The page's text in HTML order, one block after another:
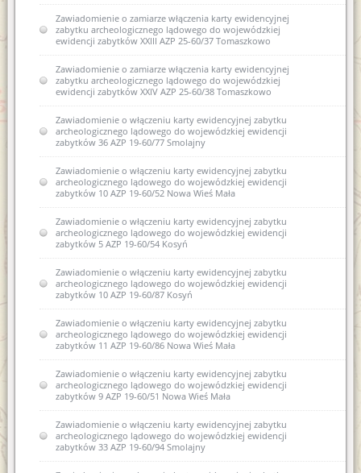
Zawiadomienie o zamiarze włączenia karty ewidencyjnej
zabytku archeologicznego lądowego do wojewódzkiej
ewidencji zabytków XXIII AZP 25-60/37 Tomaszkowo
Zawiadomienie o zamiarze włączenia karty ewidencyjnej
zabytku archeologicznego lądowego do wojewódzkiej
ewidencji zabytków XXIV AZP 25-60/38 Tomaszkowo
Zawiadomienie o włączeniu karty ewidencyjnej zabytku
archeologicznego lądowego do wojewódzkiej ewidencji
zabytków 36 AZP 19-60/77 Smolajny
Zawiadomienie o włączeniu karty ewidencyjnej zabytku
archeologicznego lądowego do wojewódzkiej ewidencji
zabytków 10 AZP 19-60/52 Nowa Wieś Mała
Zawiadomienie o włączeniu karty ewidencyjnej zabytku
archeologicznego lądowego do wojewódzkiej ewidencji
zabytków 5 AZP 19-60/54 Kosyń
Zawiadomienie o włączeniu karty ewidencyjnej zabytku
archeologicznego lądowego do wojewódzkiej ewidencji
zabytków 10 AZP 19-60/87 Kosyń
Zawiadomienie o włączeniu karty ewidencyjnej zabytku
archeologicznego lądowego do wojewódzkiej ewidencji
zabytków 11 AZP 19-60/86 Nowa Wieś Mała
Zawiadomienie o włączeniu karty ewidencyjnej zabytku
archeologicznego lądowego do wojewódzkiej ewidencji
zabytków 9 AZP 19-60/51 Nowa Wieś Mała
Zawiadomienie o włączeniu karty ewidencyjnej zabytku
archeologicznego lądowego do wojewódzkiej ewidencji
zabytków 33 AZP 19-60/94 Smolajny